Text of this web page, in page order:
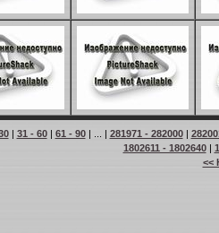
| 31 - 60| 61 - 90| ... | 281971 - 282000|
1802611 - 1802640|
<<